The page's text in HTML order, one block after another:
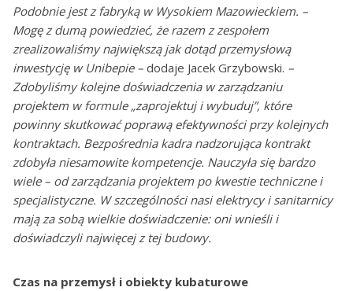
Podobnie jest z fabryką w Wysokiem Mazowieckiem. –
Mogę z dumą powiedzieć, że razem z zespołem
zrealizowaliśmy największą jak dotąd przemysłową
inwestycję w Unibepie – dodaje Jacek Grzybowski. –
Zdobyliśmy kolejne doświadczenia w zarządzaniu
projektem w formule „zaprojektuj i wybuduj”, które
powinny skutkować poprawą efektywności przy kolejnych
kontraktach. Bezpośrednia kadra nadzorująca kontrakt
zdobyła niesamowite kompetencje. Nauczyła się bardzo
wiele – od zarządzania projektem po kwestie techniczne i
specjalistyczne. W szczególności nasi elektrycy i sanitarnicy
mają za sobą wielkie doświadczenie: oni wnieśli i
doświadczyli najwięcej z tej budowy.
Czas na przemysł i obiekty kubaturowe